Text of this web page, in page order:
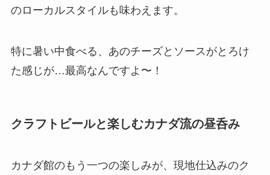
のローカルスタイルも味わえます。
特に暑い中食べる、あのチーズとソースがとろけ
た感じが…最高なんですよ〜！
クラフトビールと楽しむカナダ流の昼呑み
カナダ館のもう一つの楽しみが、現地仕込みのク